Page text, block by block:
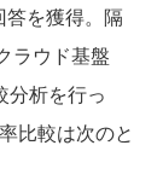
を獲得。隔
ラウド基盤
分析を行っ
比較は次のと